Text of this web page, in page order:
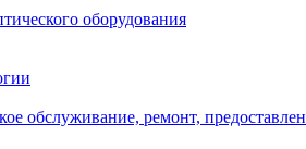
оборудования
обслуживание, ремонт,